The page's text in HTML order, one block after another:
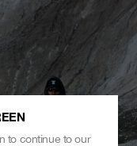
to continue to our